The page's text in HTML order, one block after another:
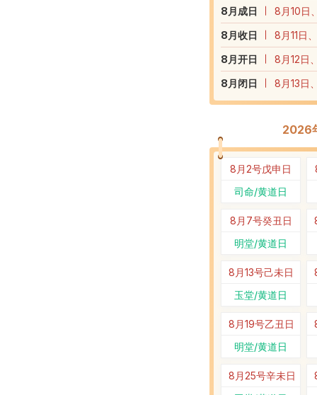
8 月成日
8月10日
8 月收日
8月11日
8 月开日
8月12日
8 月闭日 8月13日
2026
8月2号戊申日
司命/黄道日
8月7号癸丑日
明堂/黄道日
8月13号己未日
玉堂/黄道日
8月19号乙丑日
明堂/黄道日
8月25号辛未日